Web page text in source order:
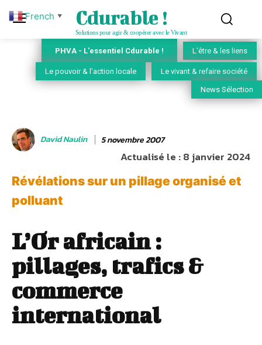
Cdurable !
Solutions pour agir & coopérer avec le Vivant
PHVA - L'essentiel Cdurable ! L'être & les liens
Le pouvoir & l'action locale Le vivant & refaire société
News Sélection
David Naulin 5 novembre 2007
Actualisé le :8 janvier 2024
Révélations sur un pillage organisé et
polluant
L’Or africain :
pillages, trafics &
commerce
international
French ▼